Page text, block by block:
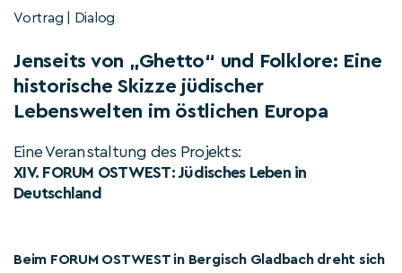
Vortrag | Dialog
Jenseits von „Ghetto“ und Folklore: Eine
historische Skizze jüdischer
Lebenswelten im östlichen Europa
Eine Veranstaltung des Projekts:
XIV. FORUM OSTWEST: Jüdisches Leben in
Deutschland
Beim FORUM OSTWEST in Bergisch Gladbach dreht sich